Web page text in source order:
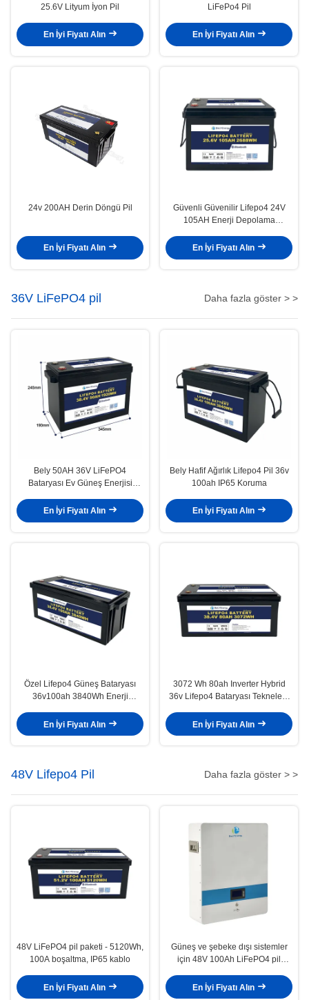
25.6V Lityum İyon Pil
En İyi Fiyatı Alın
LiFePo4 Pil
En İyi Fiyatı Alın
24v 200AH Derin Döngü Pil
En İyi Fiyatı Alın
Güvenli Güvenilir Lifepo4 24V
105AH Enerji Depolama
Deniz
En İyi Fiyatı Alın
36V LiFePO4 pil Daha fazla göster > >
Bely 50AH 36V LiFePO4
Bataryası Ev Güneş Enerjisi
Denizaltısı
En İyi Fiyatı Alın
Bely Hafif Ağırlık Lifepo4 Pil 36v
100ah IP65 Koruma
En İyi Fiyatı Alın
Özel Lifepo4 Güneş Bataryası
36v100ah 3840Wh Enerji
İçin
En İyi Fiyatı Alın
3072 Wh 80ah Inverter Hybrid
36v Lifepo4 Bataryası Teknelere
En İyi Fiyatı Alın
48V Lifepo4 Pil Daha fazla göster > >
48V LiFePO4 pil paketi - 5120Wh,
100A boşaltma, IP65 kablo
En İyi Fiyatı Alın
Güneş ve şebeke dışı sistemler
için 48V 100Ah LiFePO4 pil
En İyi Fiyatı Alın